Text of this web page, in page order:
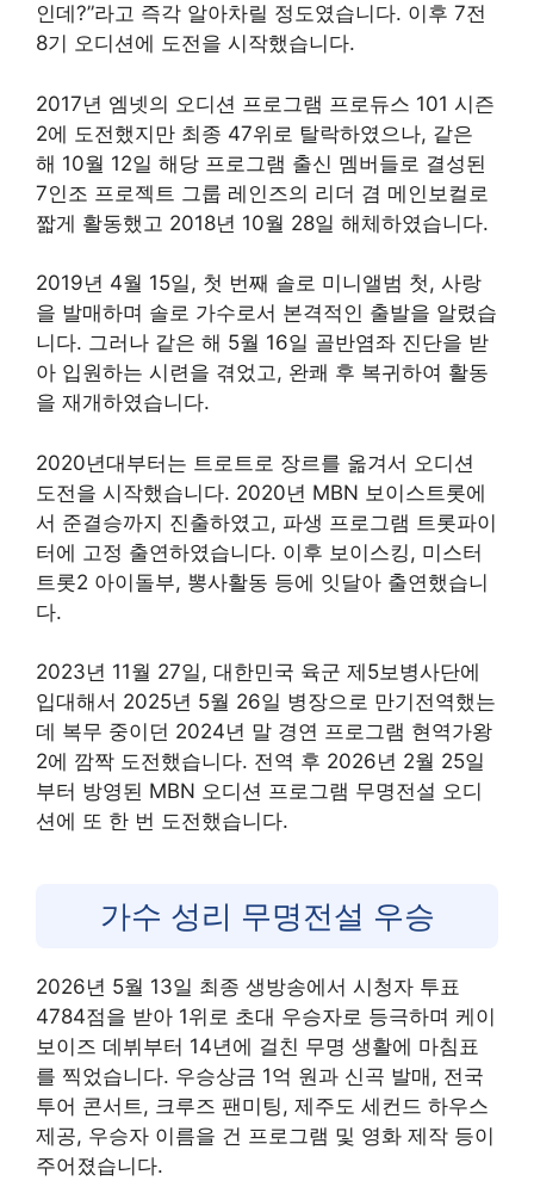
인데?”라고 즉각 알아차릴 정도였습니다. 이후 7전
8기 오디션에 도전을 시작했습니다.
2017년 엠넷의 오디션 프로그램 프로듀스 101 시즌
2에 도전했지만 최종 47위로 탈락하였으나, 같은
해 10월 12일 해당 프로그램 출신 멤버들로 결성된
7인조 프로젝트 그룹 레인즈의 리더 겸 메인보컬로
짧게 활동했고 2018년 10월 28일 해체하였습니다.
2019년 4월 15일, 첫 번째 솔로 미니앨범 첫, 사랑
을 발매하며 솔로 가수로서 본격적인 출발을 알렸습
니다. 그러나 같은 해 5월 16일 골반염좌 진단을 받
아 입원하는 시련을 겪었고, 완쾌 후 복귀하여 활동
을 재개하였습니다.
2020년대부터는 트로트로 장르를 옮겨서 오디션
도전을 시작했습니다. 2020년 MBN 보이스트롯에
서 준결승까지 진출하였고, 파생 프로그램 트롯파이
터에 고정 출연하였습니다. 이후 보이스킹, 미스터
트롯2 아이돌부, 뽕사활동 등에 잇달아 출연했습니
다.
2023년 11월 27일, 대한민국 육군 제5보병사단에
입대해서 2025년 5월 26일 병장으로 만기전역했는
데 복무 중이던 2024년 말 경연 프로그램 현역가왕
2에 깜짝 도전했습니다. 전역 후 2026년 2월 25일
부터 방영된 MBN 오디션 프로그램 무명전설 오디
션에 또 한 번 도전했습니다.
가수 성리 무명전설 우승
2026년 5월 13일 최종 생방송에서 시청자 투표
4784점을 받아 1위로 초대 우승자로 등극하며 케이
보이즈 데뷔부터 14년에 걸친 무명 생활에 마침표
를 찍었습니다. 우승상금 1억 원과 신곡 발매, 전국
투어 콘서트, 크루즈 팬미팅, 제주도 세컨드 하우스
제공, 우승자 이름을 건 프로그램 및 영화 제작 등이
주어졌습니다.